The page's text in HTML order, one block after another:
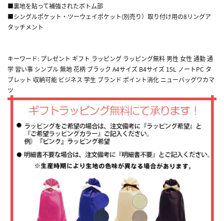
■裏地を貼って補強されたボトム部
■シングルポケット・ツーウェイポケット(別売り）取り付け用の8リングア
タッチメント
キーワード: プレゼント ギフト ラッピング ラッピング無料 男性 女性 通勤 通
学 習い事 シンプル 無地 花柄 ブラック A4サイズ B4サイズ 15L ノートPC タ
ブレット 収納可能 ビジネス 学生 ブランド ポイント消化 ニューバッグワカマ
ツ